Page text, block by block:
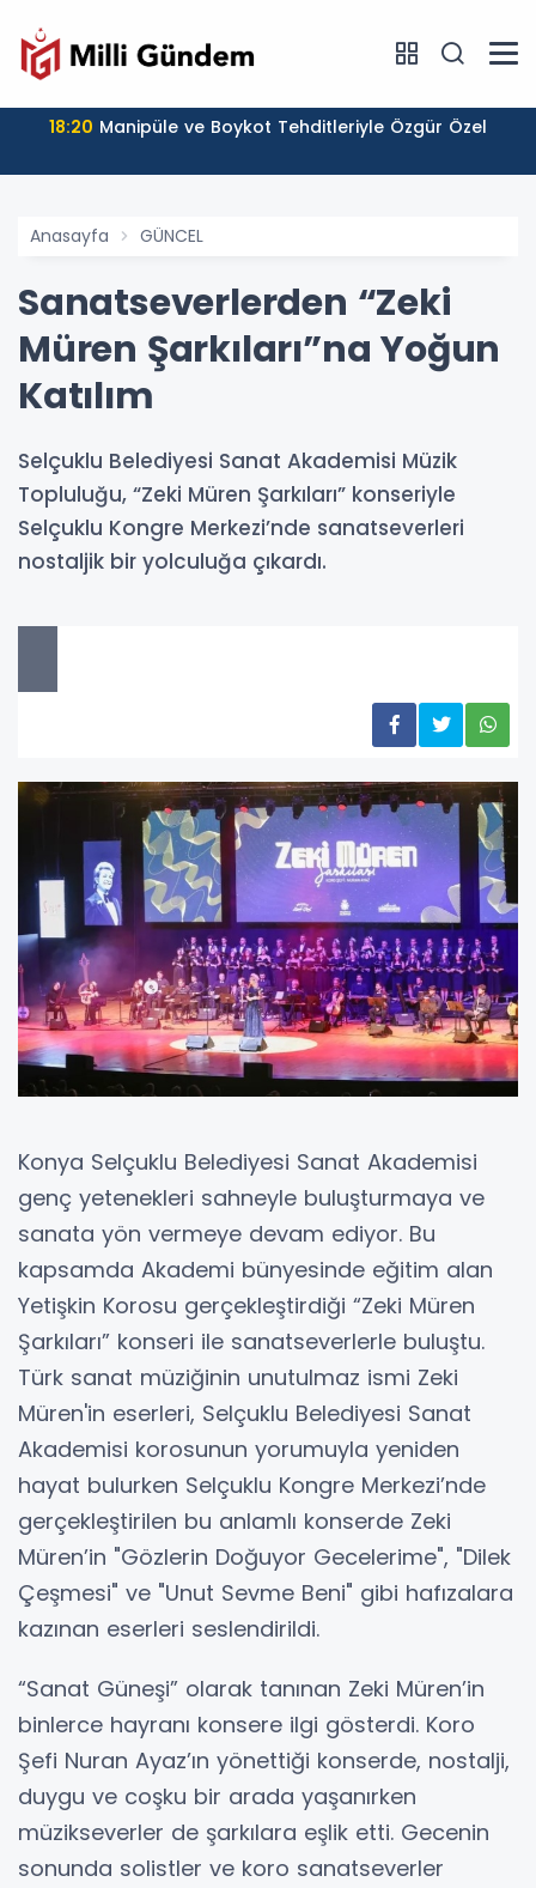
18:20 Manipüle ve Boykot Tehditleriyle Özgür Özel
Anasayfa GÜNCEL
Sanatseverlerden “Zeki
Müren Şarkıları”na Yoğun
Katılım
Selçuklu Belediyesi Sanat Akademisi Müzik
Topluluğu, “Zeki Müren Şarkıları” konseriyle
Selçuklu Kongre Merkezi’nde sanatseverleri
nostaljik bir yolculuğa çıkardı.
Konya Selçuklu Belediyesi Sanat Akademisi
genç yetenekleri sahneyle buluşturmaya ve
sanata yön vermeye devam ediyor. Bu
kapsamda Akademi bünyesinde eğitim alan
Yetişkin Korosu gerçekleştirdiği “Zeki Müren
Şarkıları” konseri ile sanatseverlerle buluştu.
Türk sanat müziğinin unutulmaz ismi Zeki
Müren'in eserleri, Selçuklu Belediyesi Sanat
Akademisi korosunun yorumuyla yeniden
hayat bulurken Selçuklu Kongre Merkezi’nde
gerçekleştirilen bu anlamlı konserde Zeki
Müren’in "Gözlerin Doğuyor Gecelerime", "Dilek
Çeşmesi" ve "Unut Sevme Beni" gibi hafızalara
kazınan eserleri seslendirildi.
“Sanat Güneşi” olarak tanınan Zeki Müren’in
binlerce hayranı konsere ilgi gösterdi. Koro
Şefi Nuran Ayaz’ın yönettiği konserde, nostalji,
duygu ve coşku bir arada yaşanırken
müzikseverler de şarkılara eşlik etti. Gecenin
sonunda solistler ve koro sanatseverler